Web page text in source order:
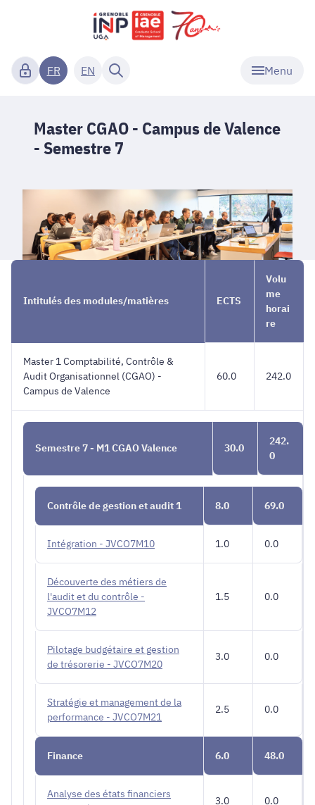
Menu
FR EN
Master CGAO - Campus de Valence
- Semestre 7
1 et 2
Campus7
Intitulés des modules/matières ECTS
Volu
me
horai
re
Master 1 Comptabilité, Contrôle &
Audit Organisationnel (CGAO) -
Campus de Valence
60.0 242.0
Semestre 7 - M1 CGAO Valence 30.0
242.
0
Contrôle de gestion et audit 1 8.0 69.0
Intégration - JVCO7M10 1.0 0.0
Découverte des métiers de
l'audit et du contrôle -
JVCO7M12
1.5 0.0
Pilotage budgétaire et gestion
de trésorerie - JVCO7M20
3.0 0.0
Stratégie et management de la
performance - JVCO7M21
2.5 0.0
Finance 6.0 48.0
Analyse des états financiers
3.0 0.0